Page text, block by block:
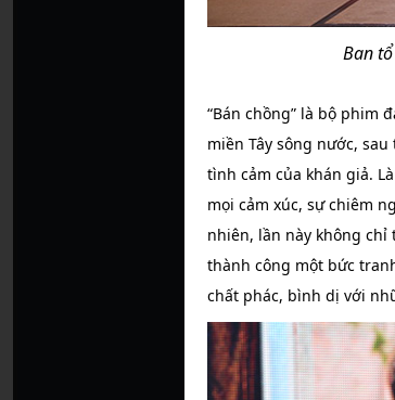
Ban
“Bán chồng” là bộ phim
miền Tây sông nước,
tình cảm của khán giả.
mọi cảm xúc, sự chiêm
nhiên, lần này không chỉ
thành công một bức
chất phác, bình dị với